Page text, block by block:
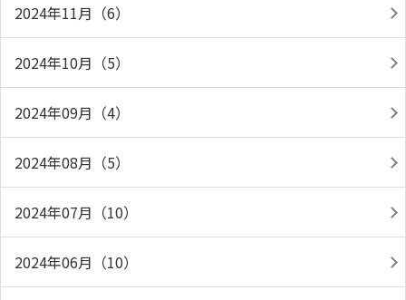
2024年11月（6）
2024年10月（5）
2024年09月（4）
2024年08月（5）
2024年07月（10）
2024年06月（10）